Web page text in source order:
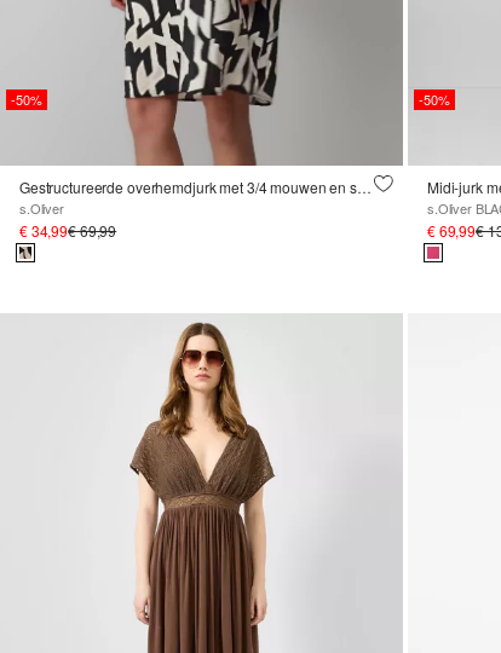
-50%
Gestructureerde overhemdjurk met 3/4 mouwen en steekzakken
s.Oliver
€ 34,99€ 69,99
-50%
Midi-jurk
s.Oliver
€ 69,99€